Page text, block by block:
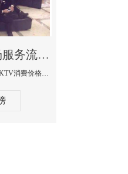
延边哪家男模夜场服务流程全面-五号公馆KTV消费价格点评
本文详细为你解答五号公馆KTV消费价格，更多关于哪家男模夜场服务流程全面免费咨询1333 867 6881微信同步！